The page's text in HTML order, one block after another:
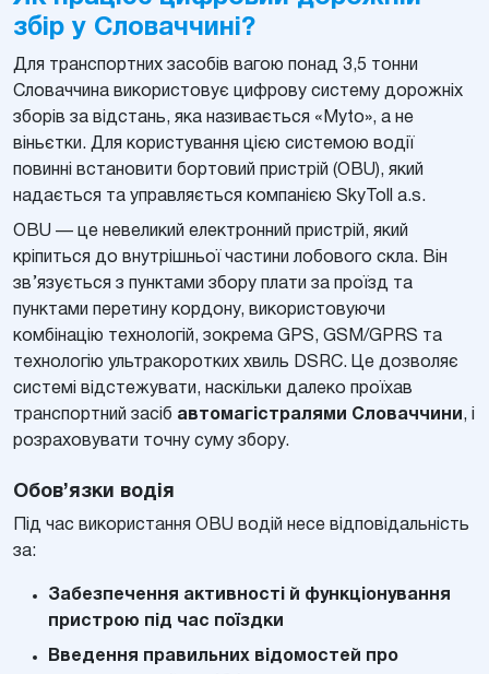
збір у Словаччині?
Для транспортних засобів вагою понад 3,5 тонни
Словаччина використовує цифрову систему дорожніх
зборів за відстань, яка називається «Myto», а не
віньєтки. Для користування цією системою водії
повинні встановити бортовий пристрій (OBU), який
надається та управляється компанією SkyToll a.s.
OBU — це невеликий електронний пристрій, який
кріпиться до внутрішньої частини лобового скла. Він
зв’язується з пунктами збору плати за проїзд та
пунктами перетину кордону, використовуючи
комбінацію технологій, зокрема GPS, GSM/GPRS та
технологію ультракоротких хвиль DSRC. Це дозволяє
системі відстежувати, наскільки далеко проїхав
транспортний засіб автомагістралями Словаччини , і
розраховувати точну суму збору.
Обов’язки водія
Під час використання OBU водій несе відповідальність
за:
Забезпечення активності й функціонування
пристрою під час поїздки
Введення правильних відомостей про